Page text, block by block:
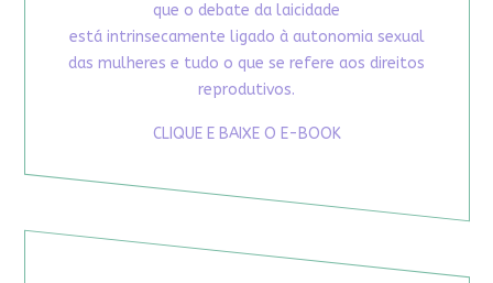
que o debate da laicidade
está intrinsecamente ligado à autonomia sexual
das mulheres e tudo o que se refere aos direitos
reprodutivos.
CLIQUE E BAIXE O E-BOOK